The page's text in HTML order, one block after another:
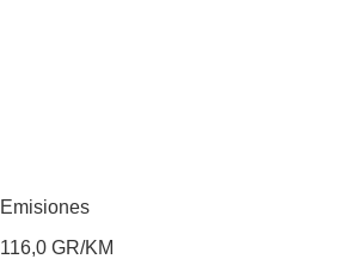
Emisiones
116,0 GR/KM